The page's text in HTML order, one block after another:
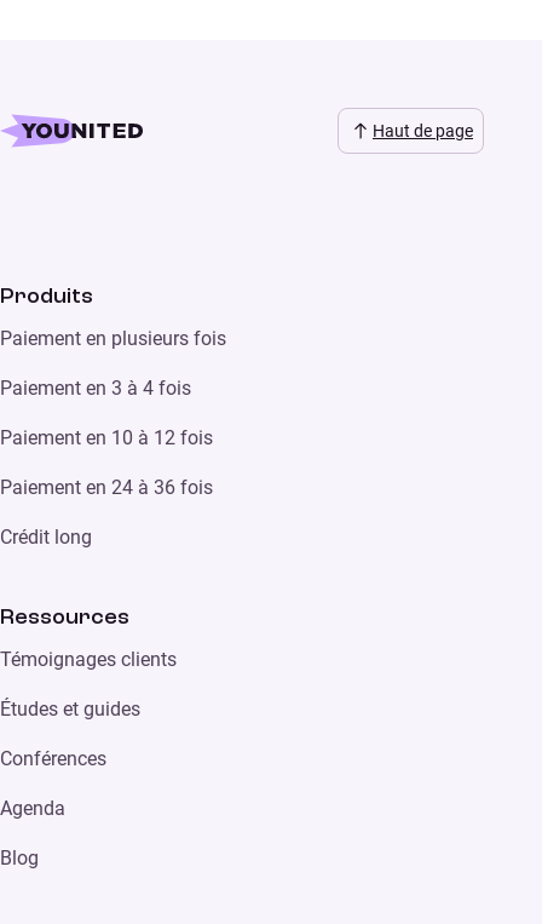
Haut de page
Produits
Paiement en plusieurs fois
Paiement en 3 à 4 fois
Paiement en 10 à 12 fois
Paiement en 24 à 36 fois
Crédit long
Ressources
Témoignages clients
Études et guides
Conférences
Agenda
Blog